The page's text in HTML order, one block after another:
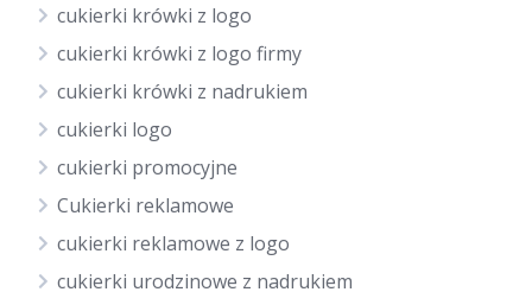
cukierki krówki z logo
cukierki krówki z logo firmy
cukierki krówki z nadrukiem
cukierki logo
cukierki promocyjne
Cukierki reklamowe
cukierki reklamowe z logo
cukierki urodzinowe z nadrukiem